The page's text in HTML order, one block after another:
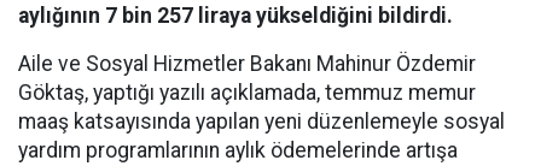
aylığının 7 bin 257 liraya yükseldiğini bildirdi.
Aile ve Sosyal Hizmetler Bakanı Mahinur Özdemir
Göktaş, yaptığı yazılı açıklamada, temmuz memur
maaş katsayısında yapılan yeni düzenlemeyle sosyal
yardım programlarının aylık ödemelerinde artışa